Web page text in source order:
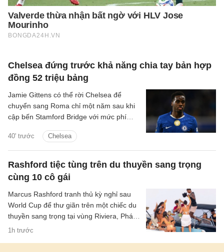
Chelsea đứng trước khả năng chia tay bản hợp
đồng 52 triệu bảng
40' trước Chelsea
Jamie Gittens có thể rời Chelsea để
chuyển sang Roma chỉ một năm sau khi
cập bến Stamford Bridge với mức phí
Rashford tiệc tùng trên du thuyền sang trọng
cùng 10 cô gái
1h trước
Marcus Rashford tranh thủ kỳ nghỉ sau
World Cup để thư giãn trên một chiếc du
thuyền sang trọng tại vùng Riviera, Pháp,
cùng 10 người bạn nữ.